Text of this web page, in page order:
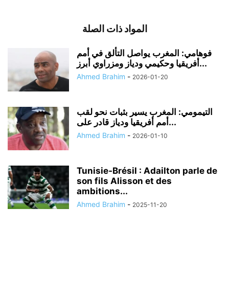
المواد ذات الصلة
فوهامي: المغرب يواصل التألق في أمم
أفريقيا وحكيمي ودياز ومزراوي أبرز...
Ahmed Brahim - 2026-01-20
التيمومي: المغرب يسير بثبات نحو لقب
أمم أفريقيا ودياز قادر على...
Ahmed Brahim - 2026-01-10
Tunisie‑Brésil : Adailton parle de
son fils Alisson et des
ambitions...
Ahmed Brahim - 2025-11-20